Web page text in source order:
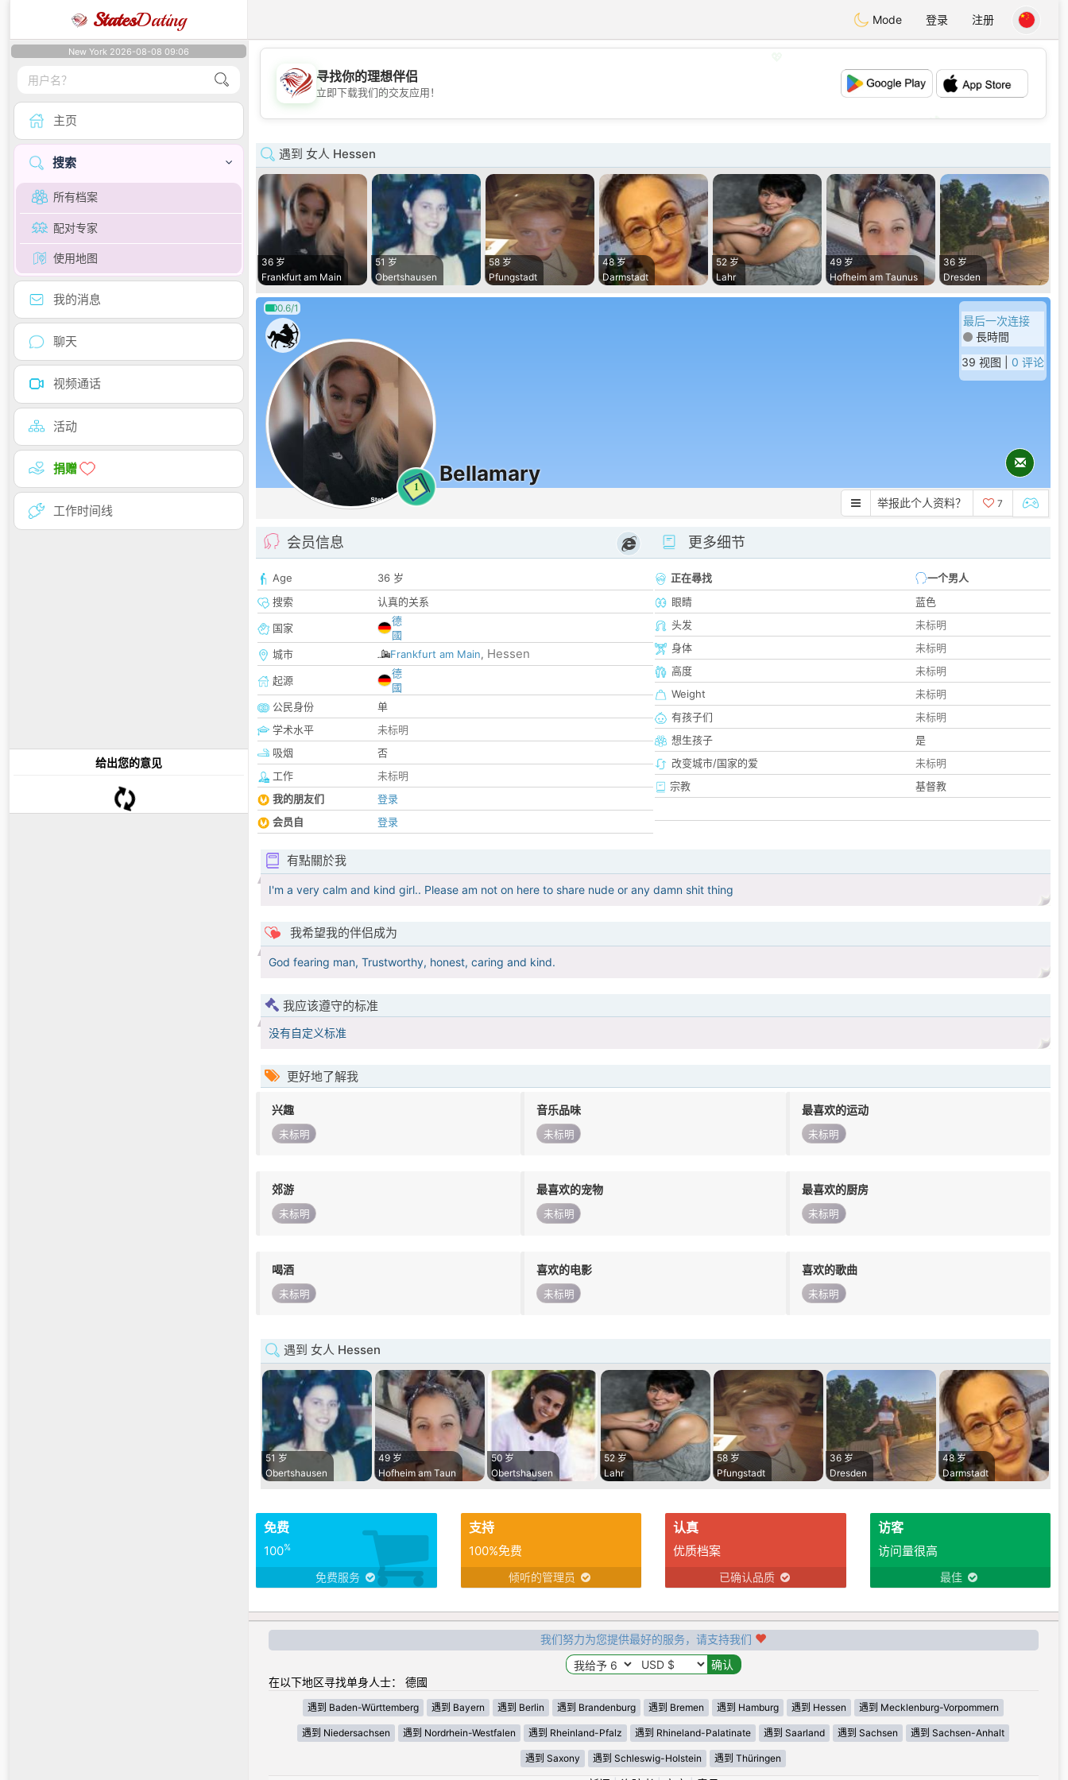
StatesDating Mode 登录 注册
New York 2026-08-08 09:06
主页
搜索
所有档案
配对专家
使用地图
我的消息
聊天
视频通话
活动
捐赠
工作时间线
给出您的意见
💖
💕
寻找你的理想伴侣
立即下载我们的交友应用！
遇到 女人 Hessen
36 岁
Frankfurt am Main
51 岁
Obertshausen
58 岁
Pfungstadt
48 岁
Darmstadt
52 岁
Lahr
49 岁
Hofheim am Taunus
36 岁
Dresden
0.6/1
1
Bellamary
最后一次连接
長時間
39 视图 | 0 评论
举报此个人资料？ 7
会员信息
Age
36 岁
搜索
认真的关系
国家
德
國
城市
Frankfurt am Main, Hessen
起源
德
國
公民身份
单
学术水平
未标明
吸烟
否
工作
未标明
我的朋友们
登录
会员自
登录
更多细节
正在尋找
一个男人
眼睛
蓝色
头发
未标明
身体
未标明
高度
未标明
Weight
未标明
有孩子们
未标明
想生孩子
是
改变城市/国家的爱
未标明
宗教
基督教
有點關於我
I'm a very calm and kind girl.. Please am not on here to share nude or any damn shit thing
我希望我的伴侣成为
God fearing man, Trustworthy, honest, caring and kind.
我应该遵守的标准
没有自定义标准
更好地了解我
兴趣
未标明
音乐品味
未标明
最喜欢的运动
未标明
郊游
未标明
最喜欢的宠物
未标明
最喜欢的厨房
未标明
喝酒
未标明
喜欢的电影
未标明
喜欢的歌曲
未标明
遇到 女人 Hessen
51 岁
Obertshausen
49 岁
Hofheim am Taun
50 岁
Obertshausen
52 岁
Lahr
58 岁
Pfungstadt
36 岁
Dresden
48 岁
Darmstadt
免费
100%
免费服务
支持
100%免费
倾听的管理员
认真
优质档案
已确认品质
访客
访问量很高
最佳
我们努力为您提供最好的服务，请支持我们
在以下地区寻找单身人士： 德國
遇到 Baden-Württemberg 遇到 Bayern 遇到 Berlin 遇到 Brandenburg 遇到 Bremen 遇到 Hamburg 遇到 Hessen 遇到 Mecklenburg-Vorpommern
遇到 Niedersachsen 遇到 Nordrhein-Westfalen 遇到 Rheinland-Pfalz 遇到 Rhineland-Palatinate 遇到 Saarland 遇到 Sachsen 遇到 Sachsen-Anhalt
遇到 Saxony 遇到 Schleswig-Holstein 遇到 Thüringen